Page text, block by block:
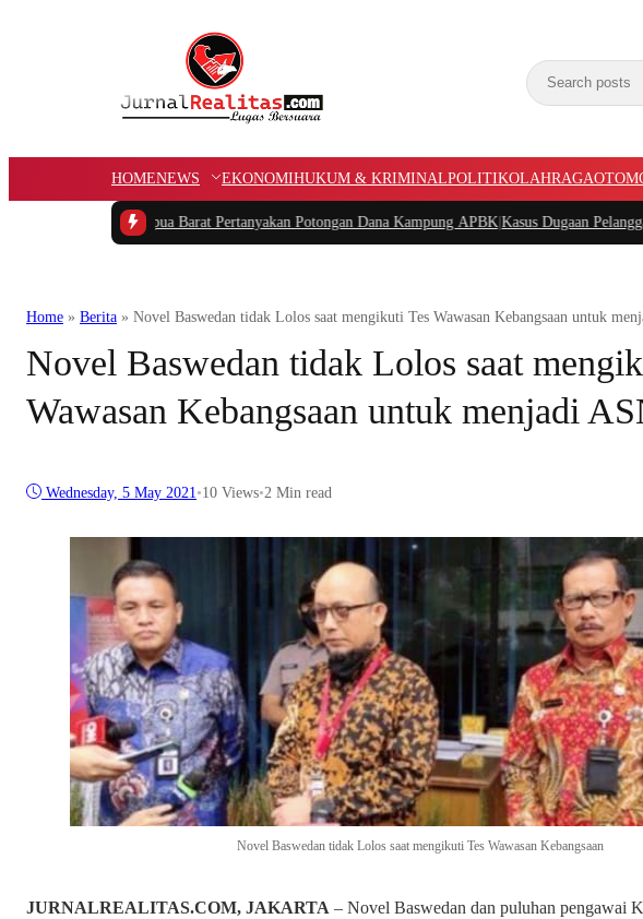
HOMENEWS EKONOMIHUKUM & KRIMINALPOLITIKOLAHRAGA
Papua Barat Pertanyakan Potongan Dana Kampung APBK|Kasus Dugaan Pelanggaran
Home » Berita » Novel Baswedan tidak Lolos saat mengikuti Tes Wawasan Kebangsaan untuk
Novel Baswedan tidak Lolos saat
Wawasan Kebangsaan untuk menjadi
Wednesday, 5 May 2021 •10 Views•2 Min read
Novel Baswedan tidak Lolos saat mengikuti Tes Wawasan Kebangsaan
JURNALREALITAS.COM, JAKARTA – Novel Baswedan dan puluhan pengawai